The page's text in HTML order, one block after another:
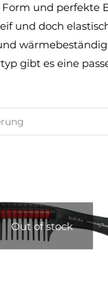
Form und perfekte
und doch
wärmebeständig
gibt es eine
Out of stock